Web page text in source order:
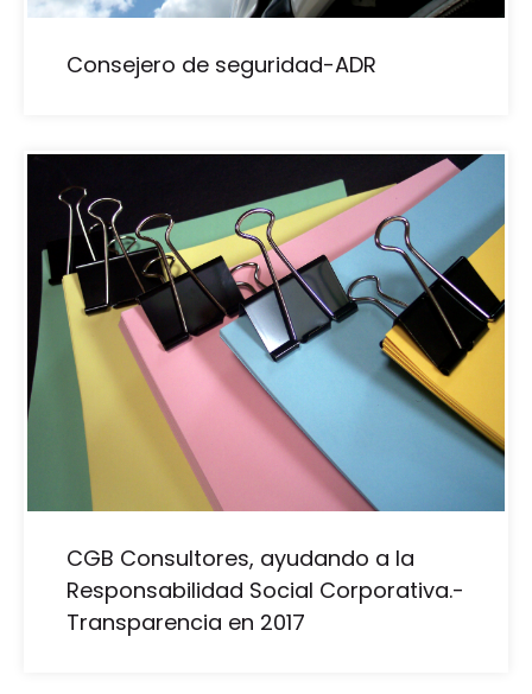
Consejero de seguridad-ADR
CGB Consultores, ayudando a la
Responsabilidad Social Corporativa.-
Transparencia en 2017